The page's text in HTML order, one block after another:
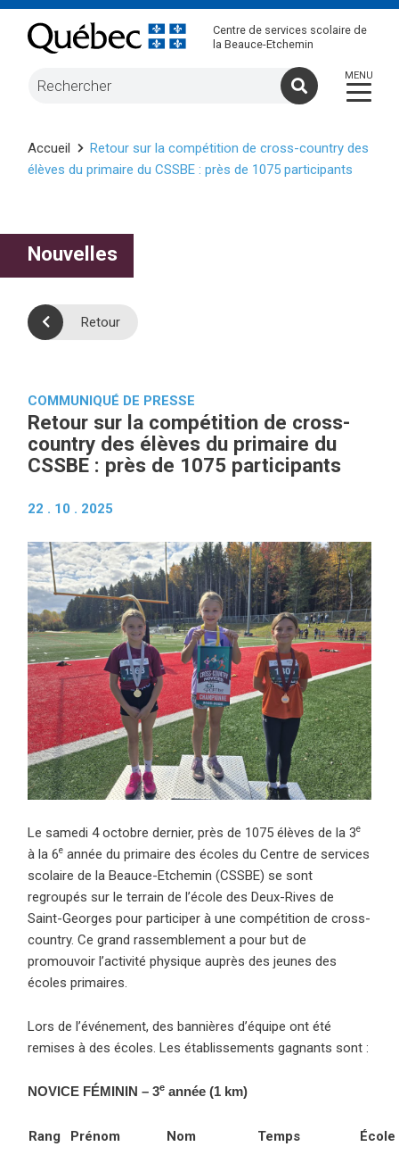
Centre de services scolaire de
la Beauce-Etchemin
Accueil
Retour sur la compétition de cross-country des
élèves du primaire du CSSBE : près de 1075 participants
Nouvelles
Retour
COMMUNIQUÉ DE PRESSE
Retour sur la compétition de cross-
country des élèves du primaire du
CSSBE : près de 1075 participants
22 . 10 . 2025
Le samedi 4 octobre dernier, près de 1075 élèves de la 3e
à la 6e année du primaire des écoles du Centre de services
scolaire de la Beauce-Etchemin (CSSBE) se sont
regroupés sur le terrain de l’école des Deux-Rives de
Saint-Georges pour participer à une compétition de cross-
country. Ce grand rassemblement a pour but de
promouvoir l’activité physique auprès des jeunes des
écoles primaires.
Lors de l’événement, des bannières d’équipe ont été
remises à des écoles. Les établissements gagnants sont :
NOVICE FÉMININ – 3e année (1 km)
Rang Prénom Nom Temps École